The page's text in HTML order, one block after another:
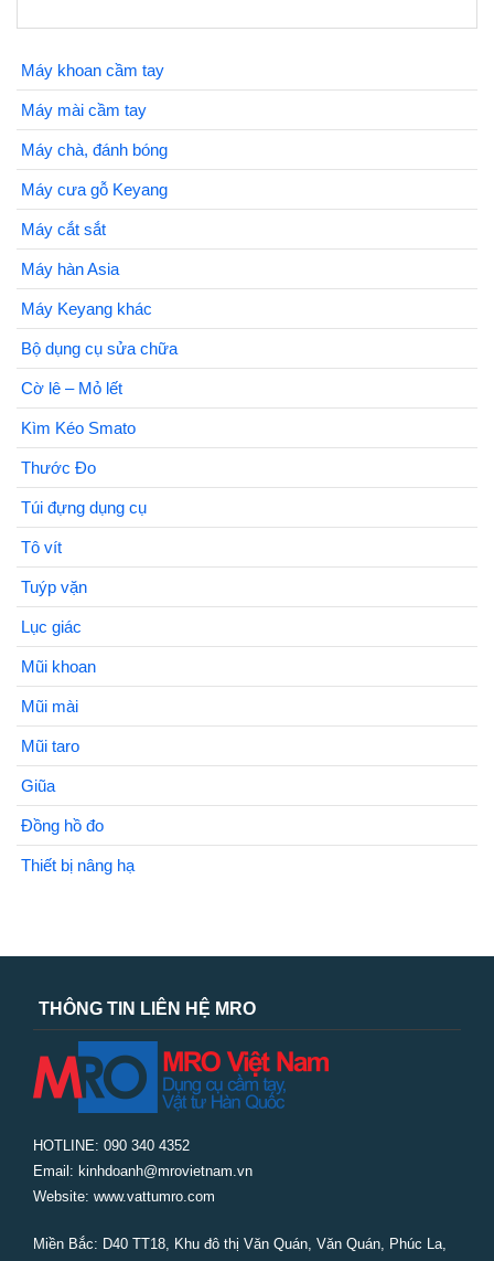
Máy khoan cầm tay
Máy mài cầm tay
Máy chà, đánh bóng
Máy cưa gỗ Keyang
Máy cắt sắt
Máy hàn Asia
Máy Keyang khác
Bộ dụng cụ sửa chữa
Cờ lê – Mỏ lết
Kìm Kéo Smato
Thước Đo
Túi đựng dụng cụ
Tô vít
Tuýp vặn
Lục giác
Mũi khoan
Mũi mài
Mũi taro
Giũa
Đồng hồ đo
Thiết bị nâng hạ
THÔNG TIN LIÊN HỆ MRO
HOTLINE: 090 340 4352
Email: kinhdoanh@mrovietnam.vn
Website: www.vattumro.com
Miền Bắc: D40 TT18, Khu đô thị Văn Quán, Văn Quán, Phúc La,